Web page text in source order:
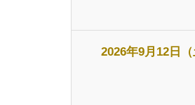
2026年9月12日（